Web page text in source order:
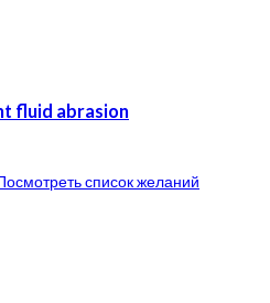
fluid abrasion
список желаний